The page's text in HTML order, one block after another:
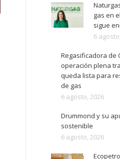
gas en
sigue
6
Regasificadora de
operación plena
queda lista para
de gas
6 agosto, 2026
Drummond y su
sostenible
6 agosto, 2026